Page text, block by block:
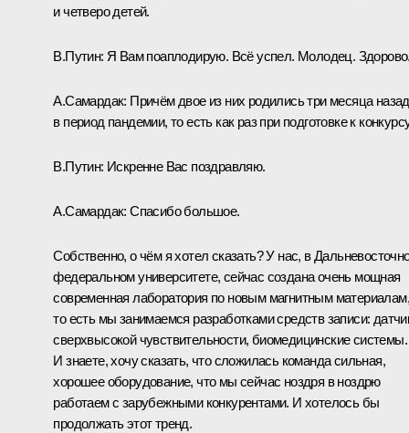
и четверо детей.
В.Путин: Я Вам поаплодирую. Всё успел. Молодец.
А.Самардак: Причём двое из них родились три месяца
в период пандемии, то есть как раз при подготовке к
В.Путин: Искренне Вас поздравляю.
А.Самардак: Спасибо большое.
Собственно, о чём я хотел сказать? У нас, в
федеральном университете, сейчас создана очень мощная
современная лаборатория по новым магнитным материалам,
то есть мы занимаемся разработками средств записи:
сверхвысокой чувствительности, биомедицинские системы.
И знаете, хочу сказать, что сложилась команда сильная,
хорошее оборудование, что мы сейчас ноздря в ноздрю
работаем с зарубежными конкурентами. И хотелось бы
продолжать этот тренд.